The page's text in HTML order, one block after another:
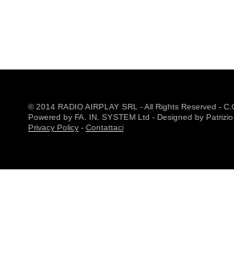
© 2014 RADIO AIRPLAY SRL - All Rights Reserved -
Powered by FA. IN. SYSTEM Ltd - Designed by
Privacy Policy - Contattaci